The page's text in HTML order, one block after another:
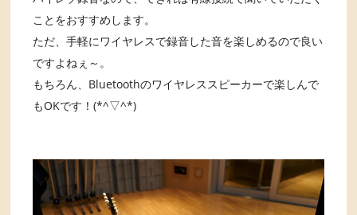
ことをおすすめします。
ただ、手軽にワイヤレスで録音した音を楽しめるので良い
ですよねぇ～。
もちろん、Bluetoothのワイヤレススピーカーで楽しんで
もOKです！(*^▽^*)